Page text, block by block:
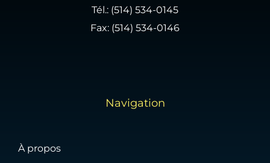
Tél.: (514) 534-0145
Fax: (514) 534-0146
Navigation
À propos